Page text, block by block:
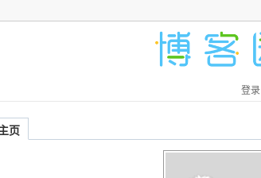
登录
页